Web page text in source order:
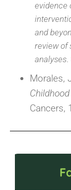
evidence
and
review of
analyses.
Morales,
Cancers,